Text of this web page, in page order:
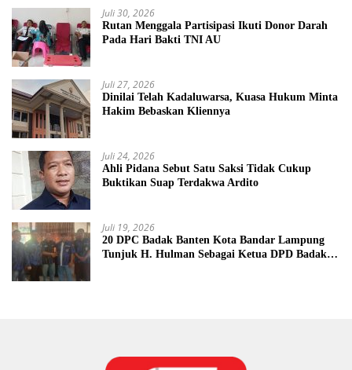
Juli 30, 2026
Rutan Menggala Partisipasi Ikuti Donor Darah
Pada Hari Bakti TNI AU
Juli 27, 2026
Dinilai Telah Kadaluwarsa, Kuasa Hukum Minta
Hakim Bebaskan Kliennya
Juli 24, 2026
Ahli Pidana Sebut Satu Saksi Tidak Cukup
Buktikan Suap Terdakwa Ardito
Juli 19, 2026
20 DPC Badak Banten Kota Bandar Lampung
Tunjuk H. Hulman Sebagai Ketua DPD Badak